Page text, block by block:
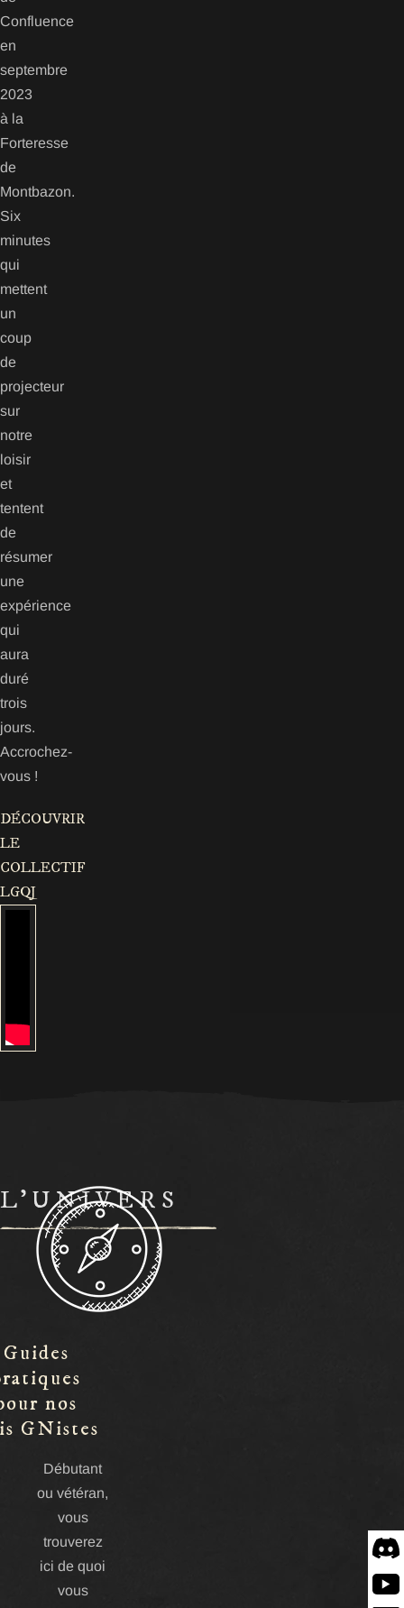
Confluence
en
septembre
2023
à la
Forteresse
de
Montbazon.
Six
minutes
qui
mettent
un
coup
de
projecteur
sur
notre
loisir
et
tentent
de
résumer
une
expérience
qui
aura
duré
trois
jours.
Accrochez-
vous !
DÉCOUVRIR
LE
COLLECTIF
LGQJ
L’UNIVERS
Guides
nos
GNistes
Débutant
ou vétéran,
vous
trouverez
ici de quoi
vous